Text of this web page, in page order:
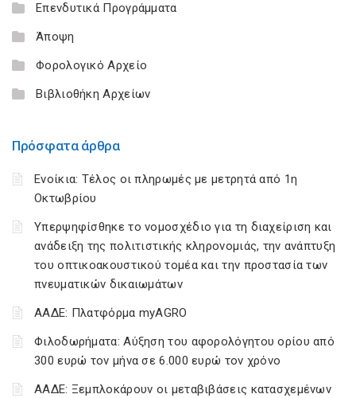
Επενδυτικά Προγράμματα
Άποψη
Φορολογικό Αρχείο
Βιβλιοθήκη Αρχείων
Πρόσφατα άρθρα
Ενοίκια: Τέλος οι πληρωμές με μετρητά από 1η
Οκτωβρίου
Υπερψηφίσθηκε το νομοσχέδιο για τη διαχείριση και
ανάδειξη της πολιτιστικής κληρονομιάς, την ανάπτυξη
του οπτικοακουστικού τομέα και την προστασία των
πνευματικών δικαιωμάτων
ΑΑΔΕ: Πλατφόρμα myAGRO
Φιλοδωρήματα: Αύξηση του αφορολόγητου ορίου από
300 ευρώ τον μήνα σε 6.000 ευρώ τον χρόνο
ΑΑΔΕ: Ξεμπλοκάρουν οι μεταβιβάσεις κατασχεμένων